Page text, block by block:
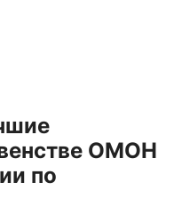
ОМОН
по